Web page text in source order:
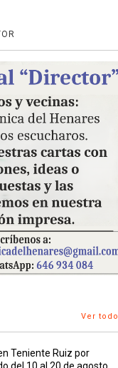
Ver todo
Teniente Ruiz por